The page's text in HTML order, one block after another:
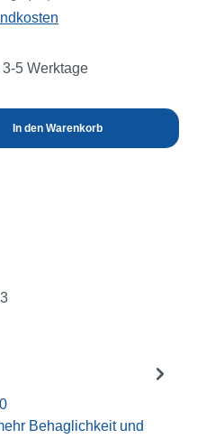
5 Werktage
gewünschten
In den Warenkorb
Behaglichkeit und